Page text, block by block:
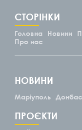
СТОРІНКИ
Головна Новини
Про нас
НОВИНИ
Маріуполь Донбас
ПРОЄКТИ